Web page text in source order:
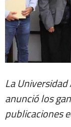
La
anunció los
publicaciones